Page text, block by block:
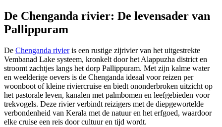
De Chenganda rivier: De levensader van
Pallippuram
De Chenganda rivieris een rustige zijrivier van het uitgestrekte
Vembanad Lake systeem, kronkelt door het Alappuzha district en
stroomt zachtjes langs het dorp Pallippuram. Met zijn kalme water
en weelderige oevers is de Chenganda ideaal voor reizen per
woonboot of kleine riviercruise en biedt ononderbroken uitzicht op
het pastorale leven, kanalen met palmbomen en leefgebieden voor
trekvogels. Deze rivier verbindt reizigers met de diepgewortelde
verbondenheid van Kerala met de natuur en het erfgoed, waardoor
elke cruise een reis door cultuur en tijd wordt.